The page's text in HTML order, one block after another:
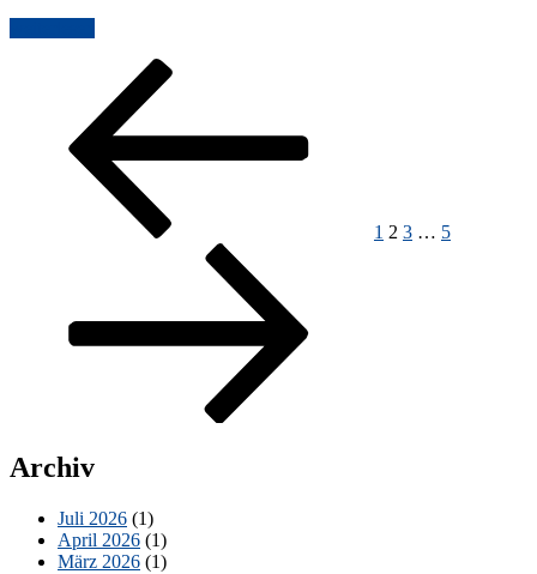
Außenjalousien
Seitennummerierung
Beiträge
1 2 3 … 5
Archiv
Juli 2026 (1)
April 2026 (1)
März 2026 (1)